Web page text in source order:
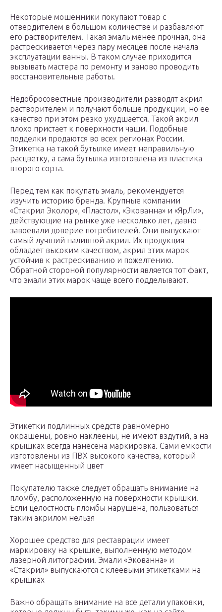
Некоторые мошенники покупают товар с
отвердителем в большом количестве и разбавляют
его растворителем. Такая эмаль менее прочная, она
растрескивается через пару месяцев после начала
эксплуатации ванны. В таком случае приходится
вызывать мастера по ремонту и заново проводить
восстановительные работы.
Недобросовестные производители разводят акрил
растворителем и получают больше продукции, но ее
качество при этом резко ухудшается. Такой акрил
плохо пристает к поверхности чаши. Подобные
подделки продаются во всех регионах России.
Этикетка на такой бутылке имеет неправильную
расцветку, а сама бутылка изготовлена из пластика
второго сорта.
Перед тем как покупать эмаль, рекомендуется
изучить историю бренда. Крупные компании
«Стакрил Эколор», «Пластол», «Экованна» и «ЯрЛи»,
действующие на рынке уже несколько лет, давно
завоевали доверие потребителей. Они выпускают
самый лучший наливной акрил. Их продукция
обладает высоким качеством, акрил этих марок
устойчив к растрескиванию и пожелтению.
Обратной стороной популярности является тот факт,
что эмали этих марок чаще всего подделывают.
Этикетки подлинных средств равномерно
окрашены, ровно наклеены, не имеют вздутий, а на
крышках всегда нанесена маркировка. Сами емкости
изготовлены из ПВХ высокого качества, который
имеет насыщенный цвет
Покупателю также следует обращать внимание на
пломбу, расположенную на поверхности крышки.
Если целостность пломбы нарушена, пользоваться
таким акрилом нельзя
Хорошее средство для реставрации имеет
маркировку на крышке, выполненную методом
лазерной литографии. Эмали «Экованна» и
«Стакрил» выпускаются с клеевыми этикетками на
крышках
Важно обращать внимание на все детали упаковки,